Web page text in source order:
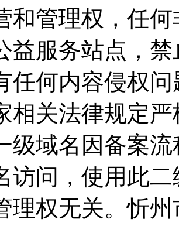
和管理权，任
益服务站点，
任何内容侵权
相关法律规定
级域名因备案
访问，使用此
理权无关。忻州